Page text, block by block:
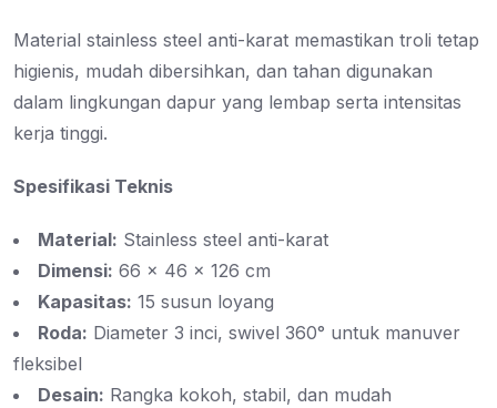
Material stainless steel anti-karat memastikan troli tetap
higienis, mudah dibersihkan, dan tahan digunakan
dalam lingkungan dapur yang lembap serta intensitas
kerja tinggi.
Spesifikasi Teknis
Material: Stainless steel anti-karat
Dimensi: 66 × 46 × 126 cm
Kapasitas: 15 susun loyang
Roda: Diameter 3 inci, swivel 360° untuk manuver
fleksibel
Desain: Rangka kokoh, stabil, dan mudah